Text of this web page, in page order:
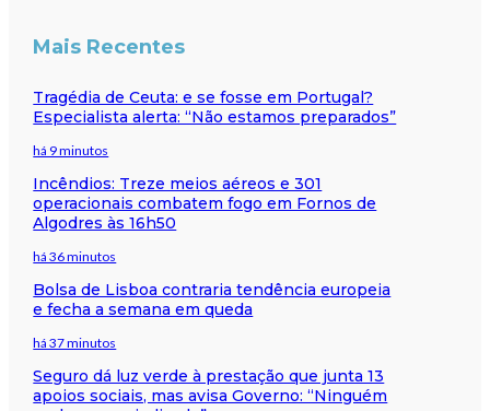
Mais Recentes
Tragédia de Ceuta: e se fosse em Portugal?
Especialista alerta: “Não estamos preparados”
há 9 minutos
Incêndios: Treze meios aéreos e 301
operacionais combatem fogo em Fornos de
Algodres às 16h50
há 36 minutos
Bolsa de Lisboa contraria tendência europeia
e fecha a semana em queda
há 37 minutos
Seguro dá luz verde à prestação que junta 13
apoios sociais, mas avisa Governo: “Ninguém